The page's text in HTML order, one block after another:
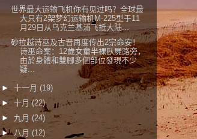
世界最大运输飞机你有见过吗？全球最
大只有2架梦幻运输机M-225型于11
月29日从乌克兰基浦飞抵大陆...
砂拉越诗巫及古晋再度传出2宗命安！
诗巫命案：12歲女童半裸臥屍路旁，
由於身體和雙腳多個部位發現不少
疑...
► 十一月 (19)
► 十月(22)
► 九月 (24)
►八月 (12)